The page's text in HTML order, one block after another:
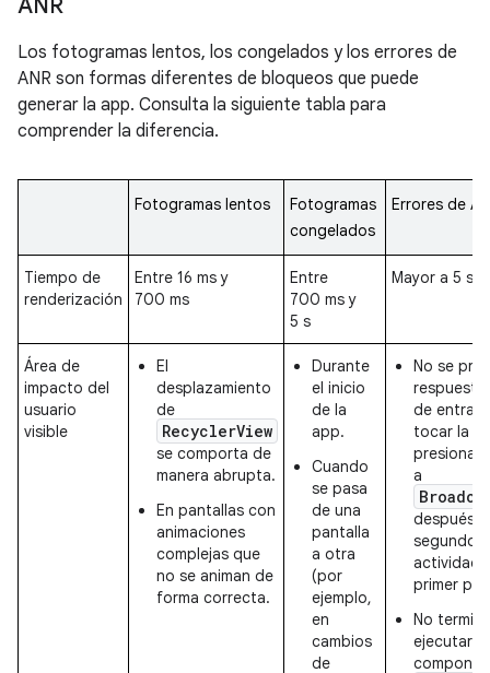
ANR
Los fotogramas lentos, los congelados y los errores de
ANR son formas diferentes de bloqueos que puede
generar la app. Consulta la siguiente tabla para
comprender la diferencia.
Fotogramas lentos
Fotogramas
congelados
Errores de
Tiempo de
renderización
Entre 16 ms y
700 ms
Entre
700 ms y
5 s
Mayor a 5 s
Área de
impacto del
usuario
visible
El
desplazamiento
de
RecyclerView
se comporta de
manera abrupta.
En pantallas con
animaciones
complejas que
no se animan de
forma correcta.
Durante
el inicio
de la
app.
Cuando
se pasa
de una
pantalla
a otra
(por
ejemplo,
en
cambios
de
No se
respuesta
de
tocar la
presionar
a
después
segundos
actividad
primer
No